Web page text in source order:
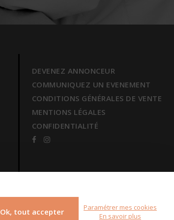
DEVENEZ ANNONCEUR
COMMUNIQUEZ UN EVENEMENT
CONDITIONS GÉNÉRALES DE VENTE
MENTIONS LÉGALES
CONFIDENTIALITÉ
Ok, tout accepter
Paramétrer mes cookies
En savoir plus